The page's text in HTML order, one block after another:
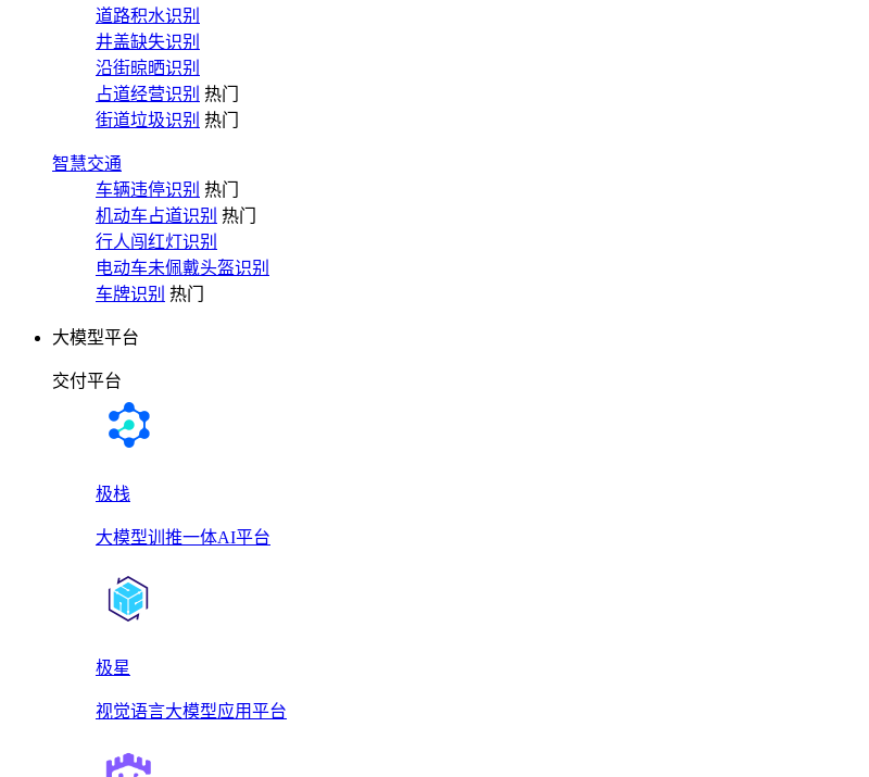
道路积水识别
井盖缺失识别
沿街晾晒识别
占道经营识别 热门
街道垃圾识别 热门
智慧交通
车辆违停识别 热门
机动车占道识别 热门
行人闯红灯识别
电动车未佩戴头盔识别
车牌识别 热门
大模型平台
交付平台
极栈
大模型训推一体AI平台
极星
视觉语言大模型应用平台